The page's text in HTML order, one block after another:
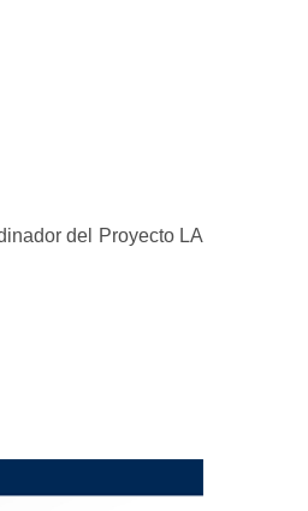
del Proyecto LA